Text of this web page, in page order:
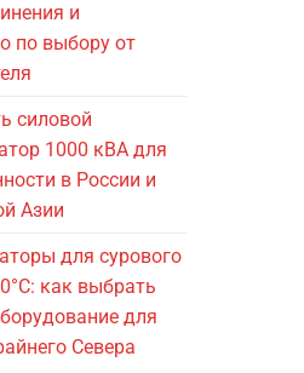
и
по выбору от
силовой
1000 кВА для
в России и
Азии
для сурового
как выбрать
для
Севера